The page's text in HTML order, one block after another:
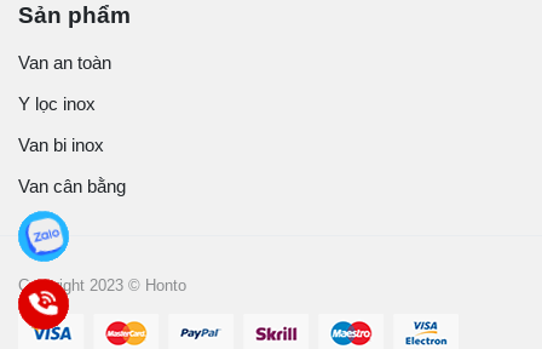
Sản phẩm
Van an toàn
Y lọc inox
Van bi inox
Van cân bằng
Copyright 2023 © Honto